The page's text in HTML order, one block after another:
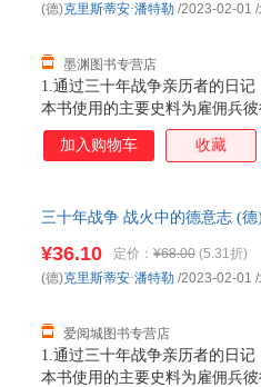
1.通过三十年战争亲历者的日
本书使用的主要史料为雇佣兵
记，兼顾研究三十年战争的经
内心恐惧与希望交织，被战争
载浮载沉，无意中成了同时代
墨渊图书专营店
(德)克里斯蒂安·潘特勒 /2023-02-01 /
加入购物车 收藏
三十年战争 战火中的德意志 (
线客服！
1.通过三十年战争亲历者的日
本书使用的主要史料为雇佣兵
¥36.10 定价： ¥68.00 (5.31折)
爱阅城图书专营店
(德)克里斯蒂安·潘特勒 /2023-02-01 /